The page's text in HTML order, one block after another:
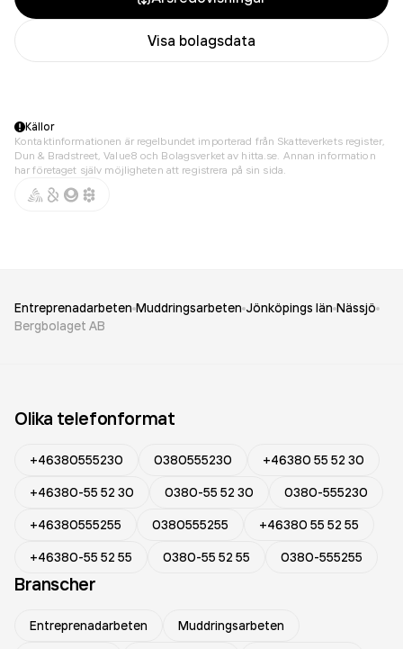
Visa bolagsdata
Källor
Kontaktinformationen är regelbundet importerad från Skatteverkets register,
Dun & Bradstreet, Value8 och Bolagsverket av hitta.se. Annan information
har företaget själv möjligheten att registrera på sin sida.
Entreprenadarbeten Muddringsarbeten Jönköpings län Nässjö
Bergbolaget AB
Olika telefonformat
+46380555230 0380555230
+46380 55 52 30
+46380-55 52 30
0380-55 52 30
0380-555230
+46380555255
0380555255
+46380 55 52 55
+46380-55 52 55
0380-55 52 55 0380-555255
Branscher
Entreprenadarbeten
Muddringsarbeten